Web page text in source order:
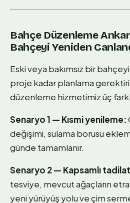
Bahçe Düzenleme
Bahçeyi Yeniden
Eski veya bakımsız bir
proje kadar planlama
düzenleme hizmetimiz üç
Senaryo 1 — Kısmi yenileme:
değişimi, sulama borusu
günde tamamlanır.
Senaryo 2 — Kapsamlı
tesviye, mevcut ağaçların
yeni yürüyüş yolu ve çim